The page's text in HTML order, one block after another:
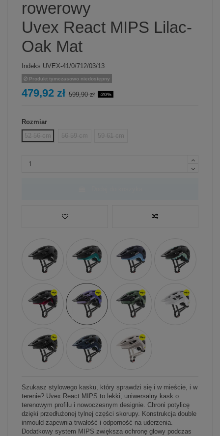
rowerowy
Uvex React MIPS Lilac-
Oak Mat
Indeks UVEX-41/0/712/03/13
Produkt tymczasowo niedostępny
479,92 zł 599,90 zł -20%
Rozmiar
52-56 cm
56-59 cm 59-61 cm
Szukasz stylowego kasku, który sprawdzi się i w mieście, i w
terenie? Uvex React MIPS to lekki, uniwersalny kask o
terenowym profilu i nowoczesnym designie. Chroni potylicę
dzięki przedłużonej tylnej części skorupy. Konstrukcja double
inmould zapewnia trwałość i odporność na uderzenia.
Dodatkowy system MIPS zwiększa ochronę głowy podczas